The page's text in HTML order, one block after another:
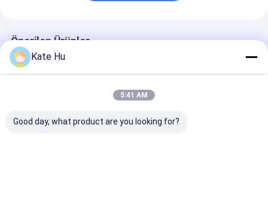
Önerilen Ürünler
Kate Hu
5:41 AM
Good day, what product are you looking for?